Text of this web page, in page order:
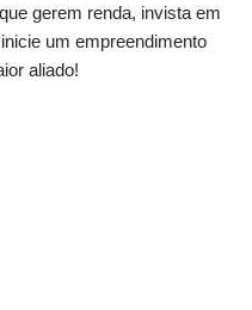
gerem renda, invista em
um empreendimento
aliado!